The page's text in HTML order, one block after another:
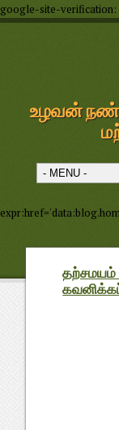
google-site-verification:
உழவன்
தற்சமயம்